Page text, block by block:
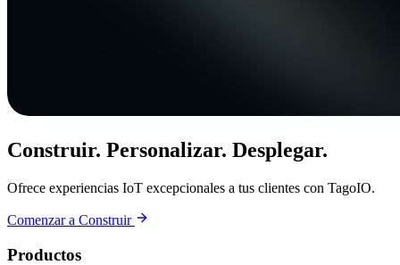
Construir. Personalizar. Desplegar.
Ofrece experiencias IoT excepcionales a tus clientes con TagoIO.
Comenzar a Construir
Productos